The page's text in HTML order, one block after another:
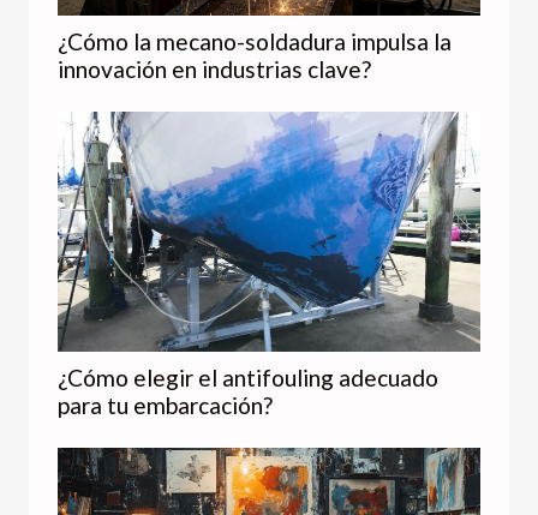
¿Cómo la mecano-soldadura impulsa la
innovación en industrias clave?
¿Cómo elegir el antifouling adecuado
para tu embarcación?